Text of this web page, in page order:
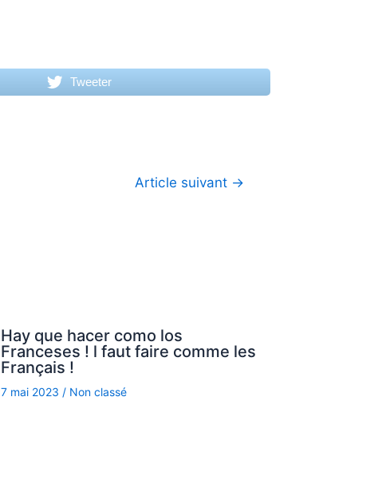
Tweeter
Article suivant →
Hay que hacer como los
Franceses ! l faut faire comme les
Français !
7 mai 2023 / Non classé